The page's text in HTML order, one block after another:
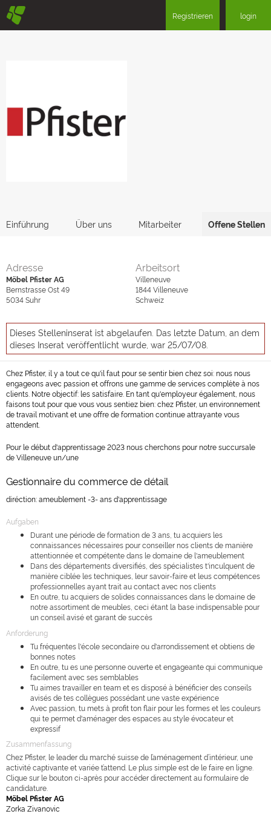
§ Registrieren login
Einführung Über uns Mitarbeiter Offene Stellen
Adresse
Möbel Pfister AG
Bernstrasse Ost 49
5034Suhr
Arbeitsort
Villeneuve
1844Villeneuve
Schweiz
Dieses Stelleninserat ist abgelaufen. Das letzte Datum, an dem
dieses Inserat veröffentlicht wurde, war 25/07/08.
Chez Pfister, il y a tout ce qu'il faut pour se sentir bien chez soi: nous nous
engageons avec passion et offrons une gamme de services complète à nos
clients. Notre objectif: les satisfaire. En tant qu'employeur également, nous
faisons tout pour que vous vous sentiez bien: chez Pfister, un environnement
de travail motivant et une offre de formation continue attrayante vous
attendent.
Pour le début d'apprentissage 2023 nous cherchons pour notre succursale
de Villeneuve un/une
Gestionnaire du commerce de détail
diréction: ameublement -3- ans d'apprentissage
Aufgaben
Durant une période de formation de 3 ans, tu acquiers les
connaissances nécessaires pour conseiller nos clients de manière
attentionnée et compétente dans le domaine de l'ameublement
Dans des départements diversifiés, des spécialistes t'inculquent de
manière ciblée les techniques, leur savoir-faire et leus compétences
professionnelles ayant trait au contact avec nos clients
En outre, tu acquiers de solides connaissances dans le domaine de
notre assortiment de meubles, ceci étant la base indispensable pour
un conseil avisé et garant de succès
Anforderung
Tu fréquentes l'école secondaire ou d'arrondissement et obtiens de
bonnes notes
En outre, tu es une personne ouverte et engageante qui communique
facilement avec ses semblables
Tu aimes travailler en team et es disposé à bénéficier des conseils
avisés de tes collègues possédant une vaste expérience
Avec passion, tu mets à profit ton flair pour les formes et les couleurs
qui te permet d'aménager des espaces au style évocateur et
expressif
Zusammenfassung
Chez Pfister, le leader du marché suisse de l’aménagement d’intérieur, une
activité captivante et variée t’attend. Le plus simple est de le faire en ligne.
Clique sur le bouton ci-après pour accéder directement au formulaire de
candidature.
Möbel Pfister AG
Zorka Zivanovic